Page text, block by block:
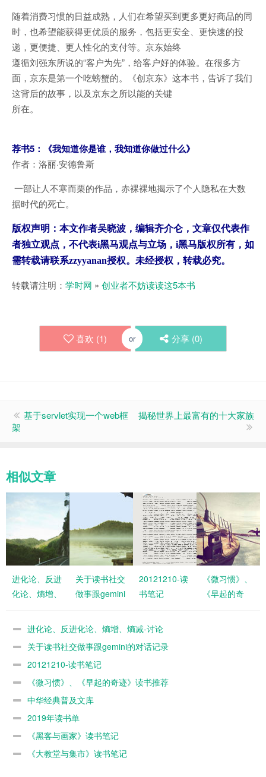
随着消费习惯的日益成熟，人们在希望买到更多更好商品的同
时，也希望能获得更优质的服务，包括更安全、更快速的投
递，更便捷、更人性化的支付等。京东始终
遵循刘强东所说的“客户为先”，给客户好的体验。在很多方
面，京东是第一个吃螃蟹的。《创京东》这本书，告诉了我们
这背后的故事，以及京东之所以能的关键
所在。
荐书5：《我知道你是谁，我知道你做过什么》
作者：洛丽·安德鲁斯
一部让人不寒而栗的作品，赤裸裸地揭示了个人隐私在大数
据时代的死亡。
版权声明：本文作者吴晓波 ，编辑齐介仑，文章仅代表作
者独立观点，不代表i黑马观点与立场， i黑马版权所有，如
需转载请联系zzyyanan授权。未经授权，转载必究。
转载请注明： 学时网 » 创业者不妨读读这5本书
喜欢 (1) or 分享 (0)
基于servlet实现一个web框
架
揭秘世界上最富有的十大家族
相似文章
进化论、反进
化论、熵增、
关于读书社交
做事跟gemini
20121210-读
书笔记
《微习惯》、
《早起的奇
进化论、反进化论、熵增、熵减-讨论
关于读书社交做事跟gemini的对话记录
20121210-读书笔记
《微习惯》、《早起的奇迹》读书推荐
中华经典普及文库
2019年读书单
《黑客与画家》读书笔记
《大教堂与集市》读书笔记